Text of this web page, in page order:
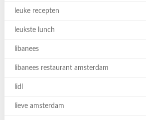
leuke recepten
leukste lunch
libanees
libanees restaurant amsterdam
lidl
lieve amsterdam